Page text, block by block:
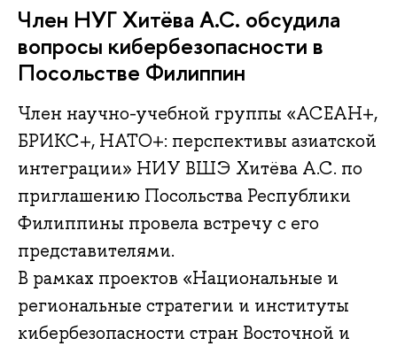
Член НУГ Хитёва А.С. обсудила
вопросы кибербезопасности в
Посольстве Филиппин
Член научно-учебной группы «АСЕАН+,
БРИКС+, НАТО+: перспективы азиатской
интеграции» НИУ ВШЭ Хитёва А.С. по
приглашению Посольства Республики
Филиппины провела встречу с его
представителями.
В рамках проектов «Национальные и
региональные стратегии и институты
кибербезопасности стран Восточной и